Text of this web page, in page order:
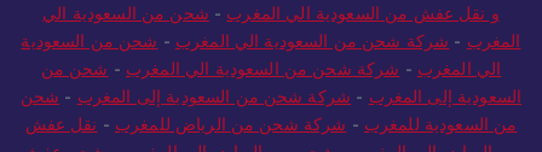
و نقل عفش من السعودية الي المغرب - شحن من السعودية الي
المغرب - شركة شحن من السعودية الي المغرب - شحن من السعودية
الي المغرب - شركة شحن من السعودية الي المغرب - شحن من
السعودية إلى المغرب - شركة شحن من السعودية إلى المغرب - شحن
من السعودية للمغرب - شركة شحن من الرياض للمغرب - نقل عفش